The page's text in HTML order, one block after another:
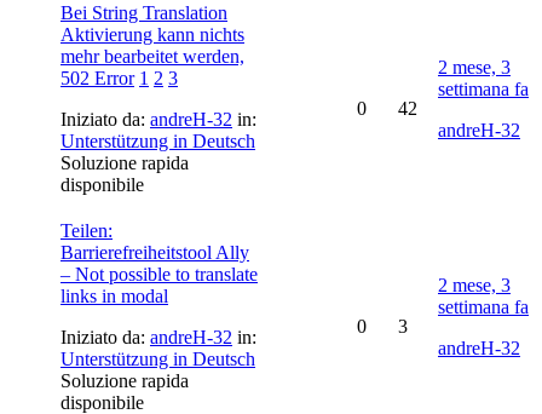
Bei String Translation
Aktivierung kann nichts
mehr bearbeitet werden,
502 Error 1 2 3
Iniziato da: andreH-32 in:
Unterstützung in Deutsch
Soluzione rapida
disponibile
0 42
2 mese, 3
settimana fa
andreH-32
Teilen:
Barrierefreiheitstool Ally
– Not possible to translate
links in modal
Iniziato da: andreH-32 in:
Unterstützung in Deutsch
Soluzione rapida
disponibile
0 3
2 mese, 3
settimana fa
andreH-32